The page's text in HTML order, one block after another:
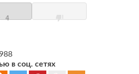
4
в соц. сетях